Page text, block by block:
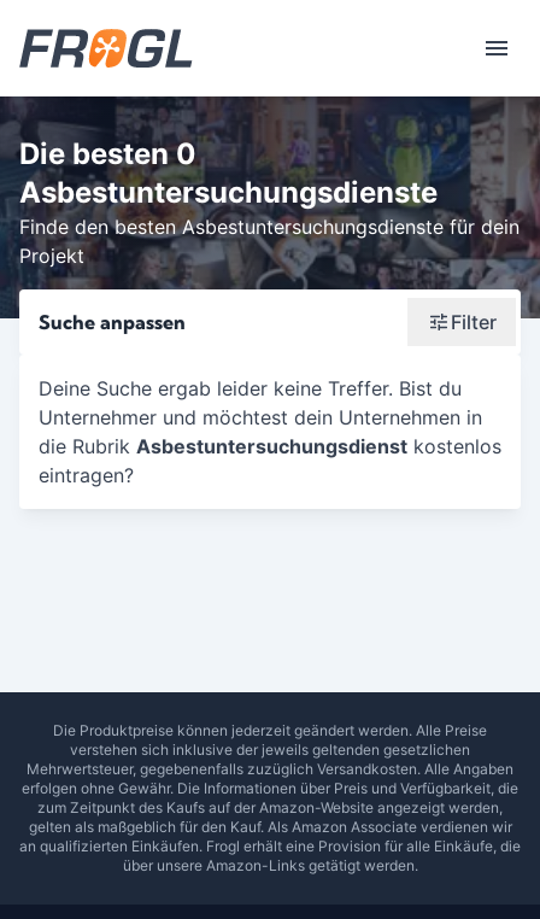
Die besten 0
Asbestuntersuchungsdienste
Finde den besten Asbestuntersuchungsdienste für dein
Projekt
Suche anpassen Filter
Wonach suchst du?
Stadt oder Postleitzahl
Deine Suche ergab leider keine Treffer. Bist du
Unternehmer und möchtest dein Unternehmen in
die Rubrik Asbestuntersuchungsdienst kostenlos
eintragen?
Die Produktpreise können jederzeit geändert werden. Alle Preise
verstehen sich inklusive der jeweils geltenden gesetzlichen
Mehrwertsteuer, gegebenenfalls zuzüglich Versandkosten. Alle Angaben
erfolgen ohne Gewähr. Die Informationen über Preis und Verfügbarkeit, die
zum Zeitpunkt des Kaufs auf der Amazon-Website angezeigt werden,
gelten als maßgeblich für den Kauf. Als Amazon Associate verdienen wir
an qualifizierten Einkäufen. Frogl erhält eine Provision für alle Einkäufe, die
über unsere Amazon-Links getätigt werden.